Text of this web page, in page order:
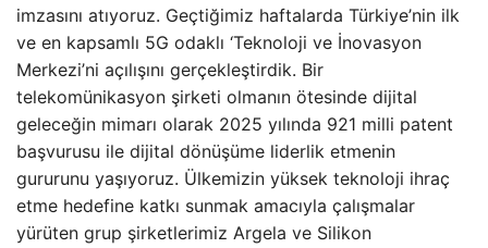
imzasını atıyoruz. Geçtiğimiz haftalarda Türkiye’nin ilk
ve en kapsamlı 5G odaklı ‘Teknoloji ve İnovasyon
Merkezi’ni açılışını gerçekleştirdik. Bir
telekomünikasyon şirketi olmanın ötesinde dijital
geleceğin mimarı olarak 2025 yılında 921 milli patent
başvurusu ile dijital dönüşüme liderlik etmenin
gururunu yaşıyoruz. Ülkemizin yüksek teknoloji ihraç
etme hedefine katkı sunmak amacıyla çalışmalar
yürüten grup şirketlerimiz Argela ve Silikon